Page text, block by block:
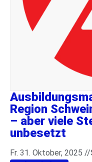
Region
– aber viele
unbesetzt
Fr. 31. Oktober, 2025 //